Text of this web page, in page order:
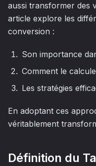
aussi transformer des
article explore les
conversion :
Son importance
Comment le
Les stratégies
En adoptant ces
véritablement
Définition du